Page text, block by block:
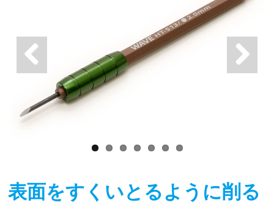
表面をすくいとるように削る